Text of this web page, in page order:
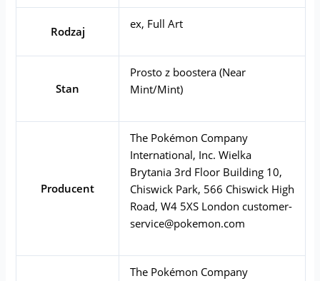
Rodzaj
ex, Full Art
Stan
Prosto z boostera (Near
Mint/Mint)
Producent
The Pokémon Company
International, Inc. Wielka
Brytania 3rd Floor Building 10,
Chiswick Park, 566 Chiswick High
Road, W4 5XS London customer-
service@pokemon.com
The Pokémon Company